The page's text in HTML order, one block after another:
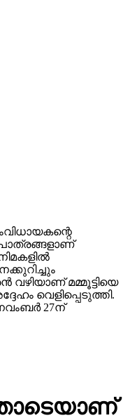
മമ്മൂട്ടിയെ
വെളിപ്പെടുത്തി.
27ന്